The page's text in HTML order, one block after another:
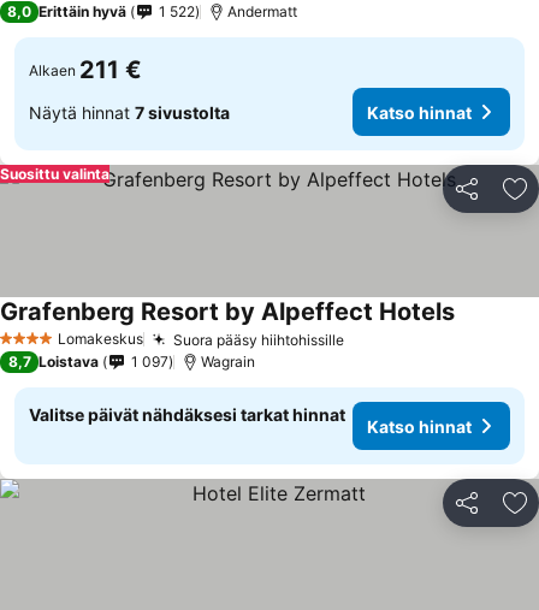
8,0 Erittäin hyvä 1 522 Andermatt
Alkaen 211 €
Näytä hinnat 7 sivustolta Katso hinnat
Jaa
Suosittu valinta
4 TähtiluokitusLomakeskus Suora pääsy hiihtohissilleKatso hinnat
Grafenberg Resort by Alpeffect HotelsKatso
8,7 Loistava 1 097 Wagrain
Valitse päivät nähdäksesi tarkat hinnat
Katso hinnat
Jaa